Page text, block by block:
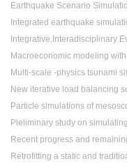
Earthquake Scenario
Integrated earthquake
Integrative,Interadisciplinary
Macroeconomic modeling
Multi-scale -physics tsunami
New iterative load balancing
Particle simulations of
Pleliminary study on
Recent progress and
Retrofitting a static and